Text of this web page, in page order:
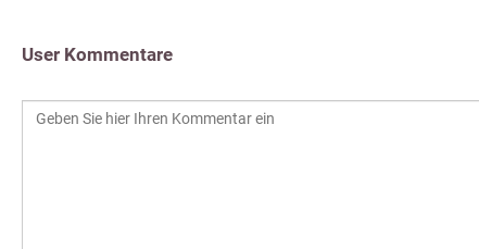
User Kommentare